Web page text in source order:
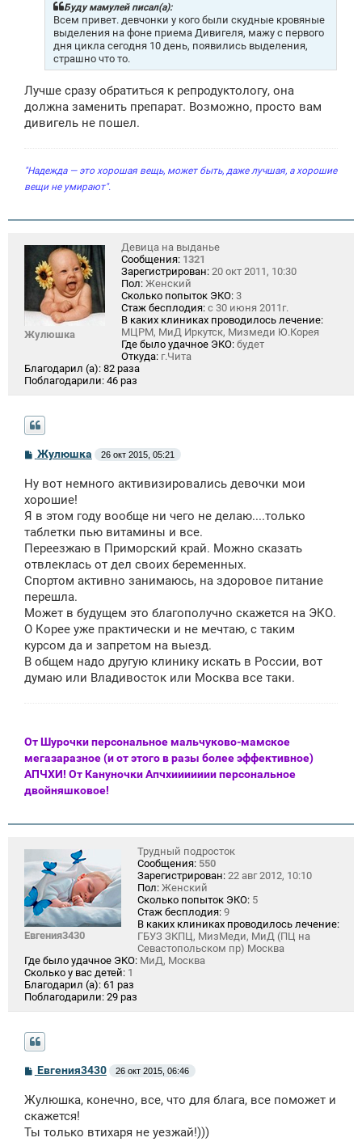
Буду мамулей писал(а):
Всем привет. девчонки у кого были скудные кровяные
выделения на фоне приема Дивигеля, мажу с первого
дня цикла сегодня 10 день, появились выделения,
страшно что то.
Лучше сразу обратиться к репродуктологу, она
должна заменить препарат. Возможно, просто вам
дивигель не пошел.
"Надежда — это хорошая вещь, может быть, даже лучшая, а хорошие
вещи не умирают".
Жулюшка
Девица на выданье
Сообщения: 1321
Зарегистрирован: 20 окт 2011, 10:30
Пол: Женский
Сколько попыток ЭКО: 3
Стаж бесплодия: с 30 июня 2011г.
В каких клиниках проводилось лечение:
МЦРМ, МиД Иркутск, Мизмеди Ю.Корея
Где было удачное ЭКО: будет
Откуда: г.Чита
Благодарил (а): 82 раза
Поблагодарили: 46 раз
С
б
щ
е
н
и
Жулюшка 26 окт 2015, 05:21
Ну вот немного активизировались девочки мои
хорошие!
Я в этом году вообще ни чего не делаю....только
таблетки пью витамины и все.
Переезжаю в Приморский край. Можно сказать
отвлеклась от дел своих беременных.
Спортом активно занимаюсь, на здоровое питание
перешла.
Может в будущем это благополучно скажется на ЭКО.
О Корее уже практически и не мечтаю, с таким
курсом да и запретом на выезд.
В общем надо другую клинику искать в России, вот
думаю или Владивосток или Москва все таки.
От Шурочки персональное мальчуково-мамское
мегазаразное (и от этого в разы более эффективное)
АПЧХИ! От Кануночки Апчхиииииии персональное
двойняшковое!
Евгения3430
Трудный подросток
Сообщения: 550
Зарегистрирован: 22 авг 2012, 10:10
Пол: Женский
Сколько попыток ЭКО: 5
Стаж бесплодия: 9
В каких клиниках проводилось лечение:
ГБУЗ ЗКПЦ, МизМеди, МиД (ПЦ на
Севастопольском пр) Москва
Где было удачное ЭКО: МиД, Москва
Сколько у вас детей: 1
Благодарил (а): 61 раз
Поблагодарили: 29 раз
С
б
щ
н
Евгения3430 26 окт 2015, 06:46
Жулюшка, конечно, все, что для блага, все поможет и
скажется!
Ты только втихаря не уезжай!)))